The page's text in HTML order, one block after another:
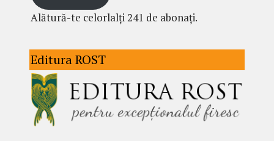
Alătură-te celorlalți 241 de abonați.
Editura ROST